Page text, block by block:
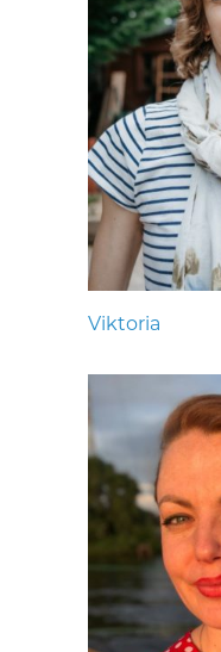
Viktoria